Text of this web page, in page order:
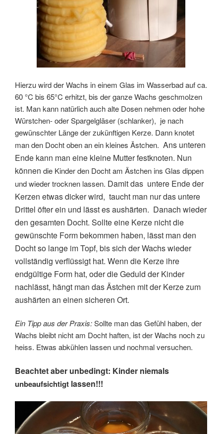
Hierzu wird der Wachs in einem Glas im Wasserbad auf ca.
60 °C bis 65°C erhitzt, bis der ganze Wachs geschmolzen
ist. Man kann natürlich auch alte Dosen nehmen oder hohe
Würstchen- oder Spargelgläser (schlanker), je nach
gewünschter Länge der zukünftigen Kerze. Dann knotet
man den Docht oben an ein kleines Ästchen. Ans unteren
Ende kann man eine kleine Mutter festknoten. Nun
können die Kinder den Docht am Ästchen ins Glas dippen
und wieder trocknen lassen. Damit das untere Ende der
Kerzen etwas dicker wird, taucht man nur das untere
Drittel öfter ein und lässt es aushärten. Danach wieder
den gesamten Docht. Sollte eine Kerze nicht die
gewünschte Form bekommen haben, lässt man den
Docht so lange im Topf, bis sich der Wachs wieder
vollständig verflüssigt hat. Wenn die Kerze ihre
endgültige Form hat, oder die Geduld der Kinder
nachlässt, hängt man das Ästchen mit der Kerze zum
aushärten an einen sicheren Ort.
Ein Tipp aus der Praxis:Sollte man das Gefühl haben, der
Wachs bleibt nicht am Docht haften, ist der Wachs noch zu
heiss. Etwas abkühlen lassen und nochmal versuchen.
Beachtet aber unbedingt: Kinder niemals
unbeaufsichtigt lassen!!!